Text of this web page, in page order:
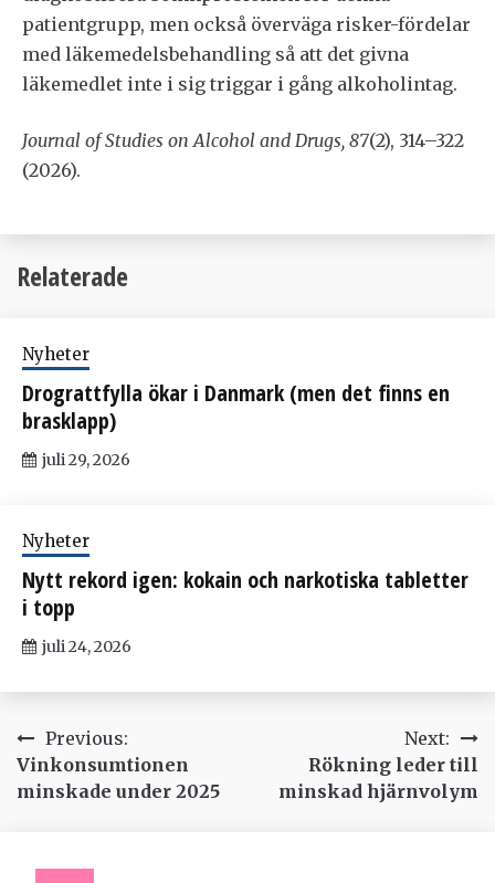
patientgrupp, men också överväga risker-fördelar
med läkemedelsbehandling så att det givna
läkemedlet inte i sig triggar i gång alkoholintag.
Journal of Studies on Alcohol and Drugs, 87(2), 314–322
(2026).
Relaterade
Nyheter
Drograttfylla ökar i Danmark (men det finns en
brasklapp)
juli 29, 2026
Nyheter
Nytt rekord igen: kokain och narkotiska tabletter
i topp
juli 24, 2026
Inläggsnavigering
Previous:
Vinkonsumtionen
minskade under 2025
Next:
Rökning leder till
minskad hjärnvolym